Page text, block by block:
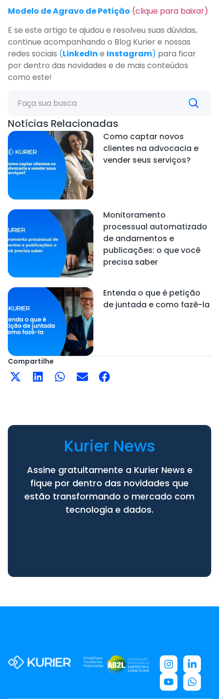
Modelo de Agravo de Petição (clique para baixar)
E se este artigo te ajudou e resolveu suas dúvidas,
continue acompanhando o Blog Kurier e nossas
redes sociais (LinkedIn e Instagram) para ficar
por dentro das novidades e de mais conteúdos
como este!
Notícias Relacionadas
Como captar novos
clientes na advocacia e
vender seus serviços?
Monitoramento
processual automatizado
de andamentos e
publicações: o que você
precisa saber
Entenda o que é petição
de juntada e como fazê-la
Compartilhe
Kurier News
Assine gratuitamente a Kurier News e
fique por dentro das novidades que
estão transformando o mercado com
tecnologia e dados.